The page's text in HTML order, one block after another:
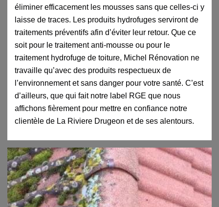
éliminer efficacement les mousses sans que celles-ci y
laisse de traces. Les produits hydrofuges serviront de
traitements préventifs afin d’éviter leur retour. Que ce
soit pour le traitement anti-mousse ou pour le
traitement hydrofuge de toiture, Michel Rénovation ne
travaille qu’avec des produits respectueux de
l’environnement et sans danger pour votre santé. C’est
d’ailleurs, que qui fait notre label RGE que nous
affichons fièrement pour mettre en confiance notre
clientèle de La Riviere Drugeon et de ses alentours.